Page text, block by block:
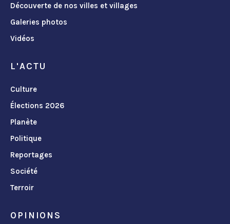
Découverte de nos villes et villages
Galeries photos
Vidéos
L'ACTU
Culture
Élections 2026
Planète
Politique
Reportages
Société
Terroir
OPINIONS